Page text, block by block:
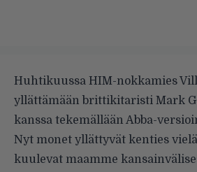
Huhtikuussa HIM-nokkamies
yllättämään brittikitaristi Mark
kanssa tekemällään Abba-
Nyt monet yllättyvät kenties
kuulevat maamme